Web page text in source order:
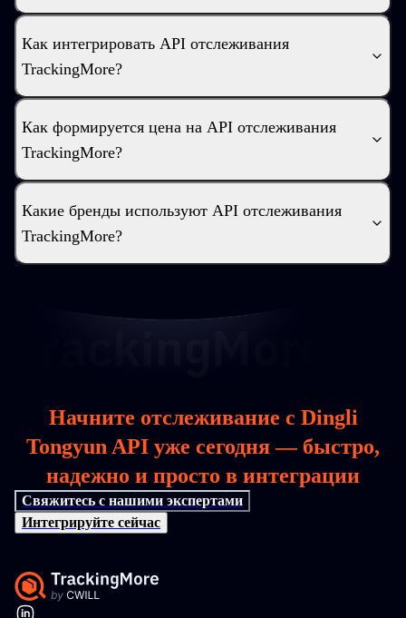
Как интегрировать API отслеживания
TrackingMore?
Как формируется цена на API отслеживания
TrackingMore?
Какие бренды используют API отслеживания
TrackingMore?
Начните отслеживание с Dingli
Tongyun API уже сегодня — быстро,
надежно и просто в интеграции
Свяжитесь с нашими экспертами
Интегрируйте сейчас